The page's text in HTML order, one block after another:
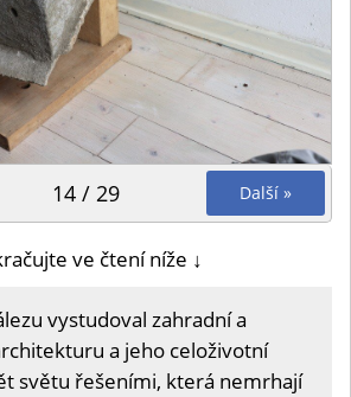
Další »
14 / 29
ve čtení níže ↓
vystudoval zahradní a
a jeho celoživotní
světu řešeními, která nemrhají